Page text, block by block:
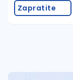
Zapratite